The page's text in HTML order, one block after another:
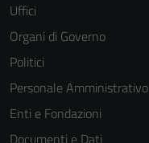
Uffici
Organi di Governo
Politici
Personale Amministrativo
Enti e Fondazioni
Documenti e Dati